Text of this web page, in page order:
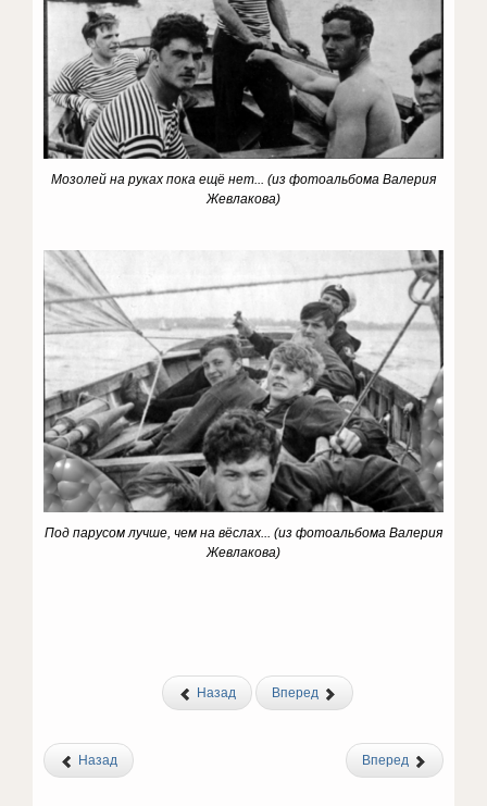
Мозолей на руках пока ещё нет... (из фотоальбома Валерия
Жевлакова)
Под парусом лучше, чем на вёслах... (из фотоальбома Валерия
Жевлакова)
Назад Вперед
Назад Вперед